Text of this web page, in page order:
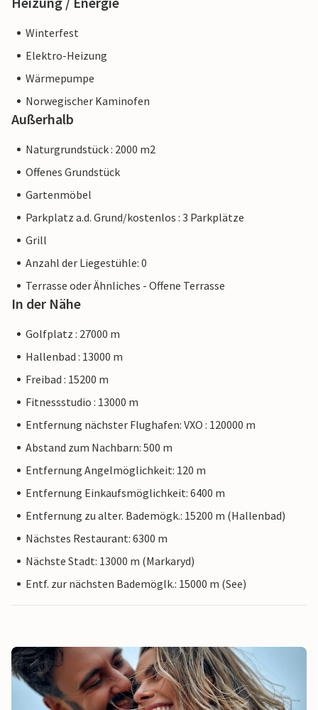
Winterfest
Elektro-Heizung
Wärmepumpe
Norwegischer Kaminofen
Außerhalb
Naturgrundstück : 2000 m2
Offenes Grundstück
Gartenmöbel
Parkplatz a.d. Grund/kostenlos : 3 Parkplätze
Grill
Anzahl der Liegestühle: 0
Terrasse oder Ähnliches - Offene Terrasse
In der Nähe
Golfplatz : 27000 m
Hallenbad : 13000 m
Freibad : 15200 m
Fitnessstudio : 13000 m
Entfernung nächster Flughafen: VXO : 120000 m
Abstand zum Nachbarn: 500 m
Entfernung Angelmöglichkeit: 120 m
Entfernung Einkaufsmöglichkeit: 6400 m
Entfernung zu alter. Bademögk.: 15200 m (Hallenbad)
Nächstes Restaurant: 6300 m
Nächste Stadt: 13000 m (Markaryd)
Entf. zur nächsten Bademöglk.: 15000 m (See)